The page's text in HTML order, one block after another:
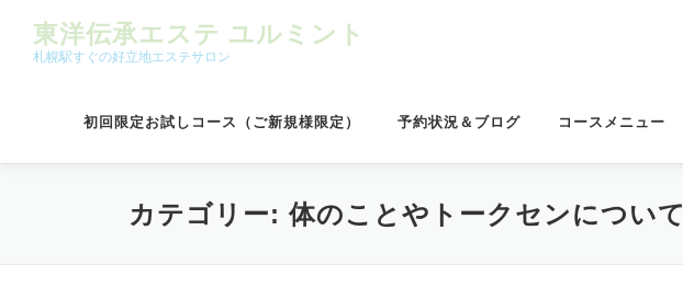
東洋伝承エステ ユルミント
札幌駅すぐの好立地エステサロン
初回限定お試しコース（ご新規様限定） 予約状況＆ブログ コースメニュー
カテゴリー:体のことやトークセンについて